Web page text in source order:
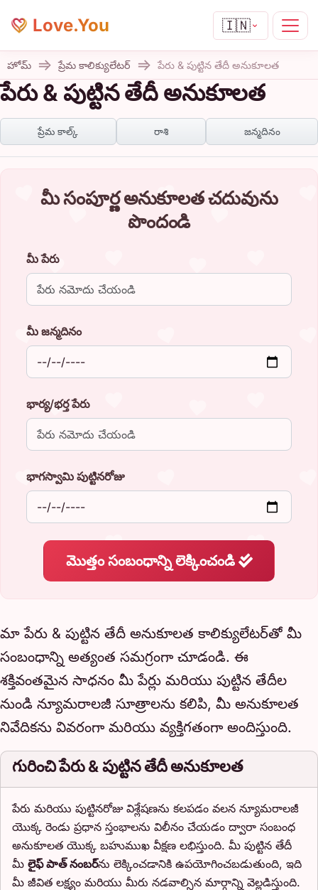
Love.You 🇮🇳
హోమ్ ప్రేమ కాలిక్యులేటర్ పేరు & పుట్టిన తేదీ అనుకూలత
పేరు & పుట్టిన తేదీ అనుకూలత
ప్రేమ కాల్క్ రాశి జన్మదినం
మీ సంపూర్ణ అనుకూలత చదువును
పొందండి
మీ పేరు
మీ జన్మదినం
భార్య/భర్త పేరు
భాగస్వామి పుట్టినరోజు
మొత్తం సంబంధాన్ని లెక్కించండి
మా పేరు & పుట్టిన తేదీ అనుకూలత కాలిక్యులేటర్‌తో మీ
సంబంధాన్ని అత్యంత సమగ్రంగా చూడండి. ఈ
శక్తివంతమైన సాధనం మీ పేర్లు మరియు పుట్టిన తేదీల
నుండి న్యూమరాలజీ సూత్రాలను కలిపి, మీ అనుకూలత
నివేదికను వివరంగా మరియు వ్యక్తిగతంగా అందిస్తుంది.
గురించి పేరు & పుట్టిన తేదీ అనుకూలత
పేరు మరియు పుట్టినరోజు విశ్లేషణను కలపడం వలన న్యూమరాలజీ
యొక్క రెండు ప్రధాన స్తంభాలను విలీనం చేయడం ద్వారా సంబంధ
అనుకూలత యొక్క బహుముఖ వీక్షణ లభిస్తుంది. మీ పుట్టిన తేదీ
మీ లైఫ్ పాత్ నంబర్ను లెక్కించడానికి ఉపయోగించబడుతుంది, ఇది
మీ జీవిత లక్ష్యం మరియు మీరు నడవాల్సిన మార్గాన్ని వెల్లడిస్తుంది.